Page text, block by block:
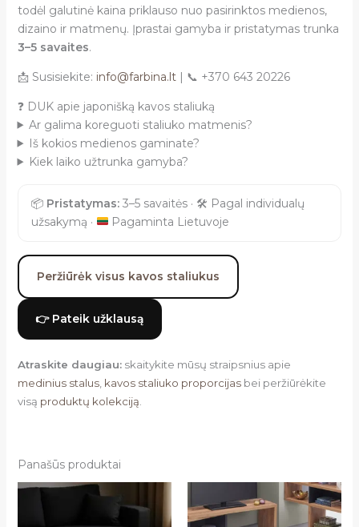
todėl galutinė kaina priklauso nuo pasirinktos medienos,
dizaino ir matmenų. Įprastai gamyba ir pristatymas trunka
3–5 savaites.
📩 Susisiekite: info@farbina.lt| 📞 +370 643 20226
❓ DUK apie japonišką kavos staliuką
Ar galima koreguoti staliuko matmenis?
Iš kokios medienos gaminate?
Kiek laiko užtrunka gamyba?
📦 Pristatymas:3–5 savaitės · 🛠️ Pagal individualų
užsakymą ·
Pagaminta Lietuvoje
Peržiūrėk visus kavos staliukus
👉 Pateik užklausą
Atraskite daugiau:skaitykite mūsų straipsnius apie
medinius stalus, kavos staliuko proporcijasbei peržiūrėkite
visą produktų kolekciją
Panašūs produktai